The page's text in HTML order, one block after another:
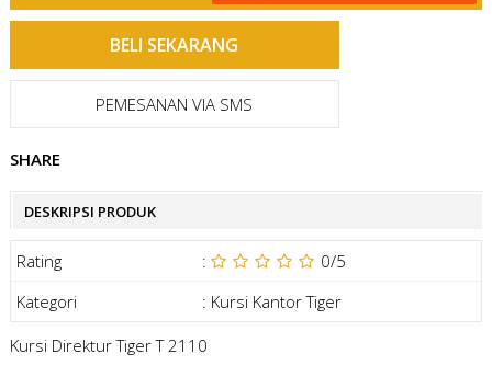
PEMESANAN VIA SMS
SHARE
DESKRIPSI PRODUK
Rating : 0/5
Kategori
: Kursi Kantor Tiger
Kursi Direktur Tiger T 2110